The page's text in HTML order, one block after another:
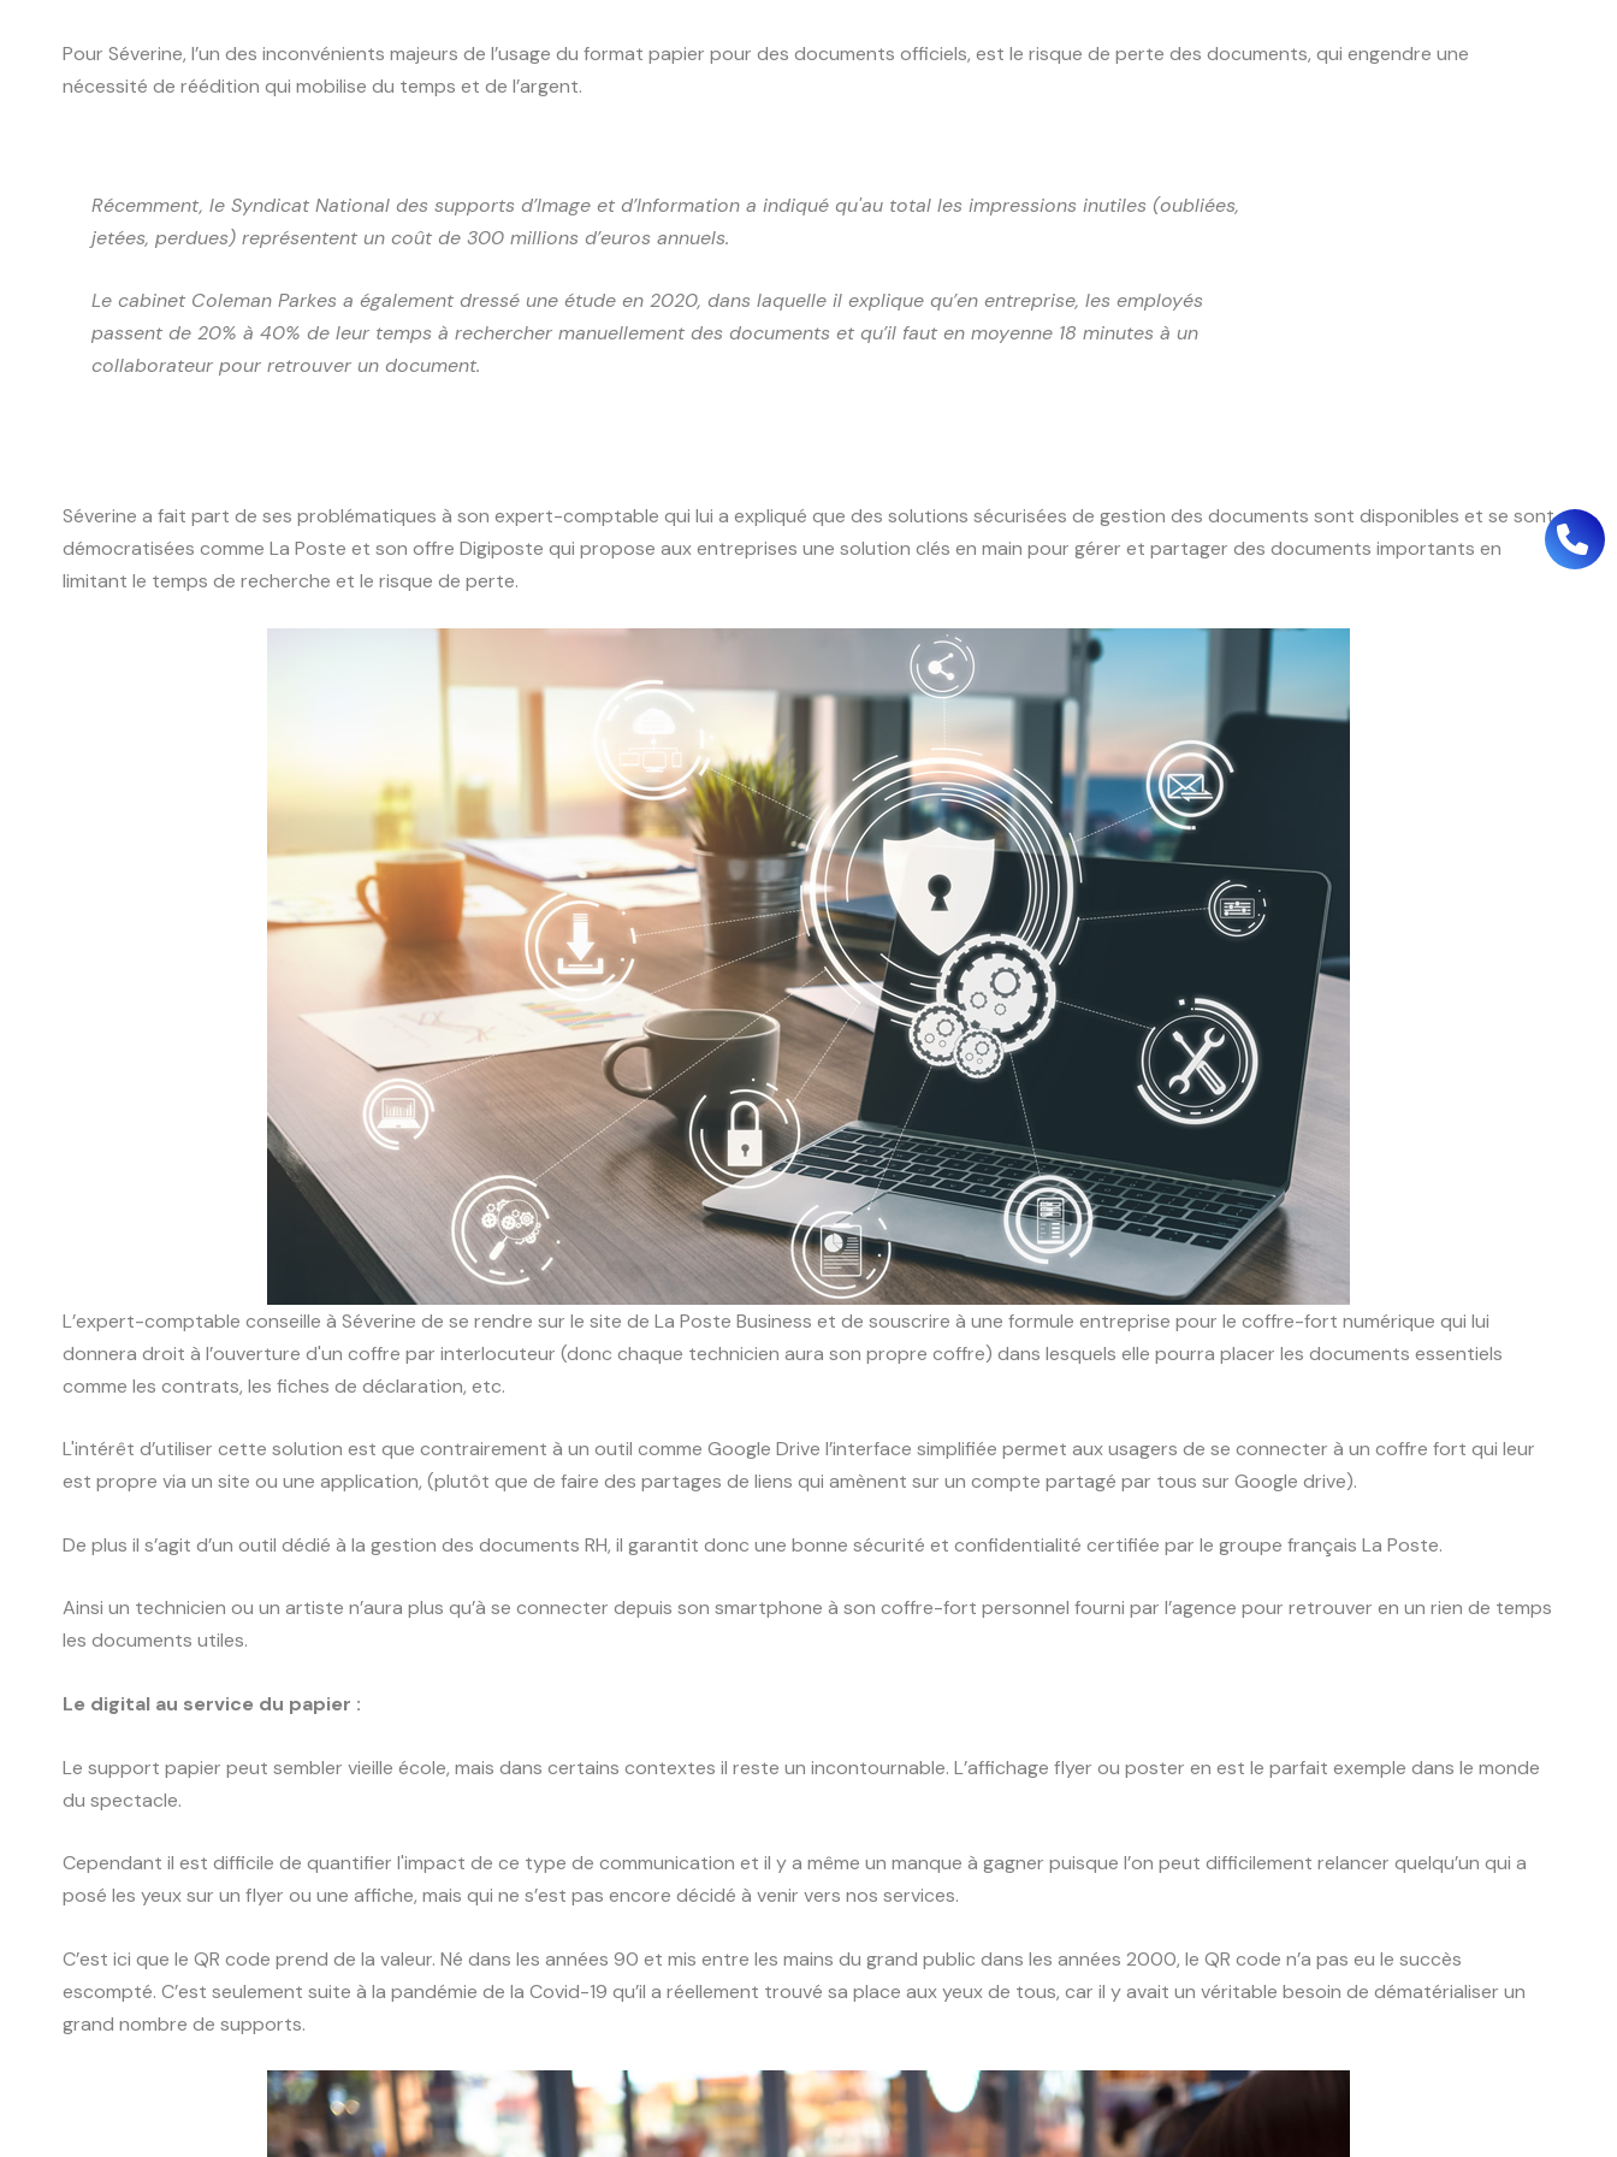
Pour Séverine, l’un des inconvénients majeurs de l’usage du format papier pour des documents officiels, est le risque de perte des documents, qui engendre une
nécessité de réédition qui mobilise du temps et de l’argent.
Récemment, le Syndicat National des supports d’Image et d’Information a indiqué qu'au total les impressions inutiles (oubliées,
jetées, perdues) représentent un coût de 300 millions d’euros annuels.
Le cabinet Coleman Parkes a également dressé une étude en 2020, dans laquelle il explique qu’en entreprise, les employés
passent de 20% à 40% de leur temps à rechercher manuellement des documents et qu’il faut en moyenne 18 minutes à un
collaborateur pour retrouver un document.
Séverine a fait part de ses problématiques à son expert-comptable qui lui a expliqué que des solutions sécurisées de gestion des documents sont disponibles et se sont
démocratisées comme La Poste et son offre Digiposte qui propose aux entreprises une solution clés en main pour gérer et partager des documents importants en
limitant le temps de recherche et le risque de perte.
L’expert-comptable conseille à Séverine de se rendre sur le site de La Poste Business et de souscrire à une formule entreprise pour le coffre-fort numérique qui lui
donnera droit à l’ouverture d'un coffre par interlocuteur (donc chaque technicien aura son propre coffre) dans lesquels elle pourra placer les documents essentiels
comme les contrats, les fiches de déclaration, etc.
L'intérêt d’utiliser cette solution est que contrairement à un outil comme Google Drive l’interface simplifiée permet aux usagers de se connecter à un coffre fort qui leur
est propre via un site ou une application, (plutôt que de faire des partages de liens qui amènent sur un compte partagé par tous sur Google drive).
De plus il s’agit d’un outil dédié à la gestion des documents RH, il garantit donc une bonne sécurité et confidentialité certifiée par le groupe français La Poste.
Ainsi un technicien ou un artiste n’aura plus qu’à se connecter depuis son smartphone à son coffre-fort personnel fourni par l’agence pour retrouver en un rien de temps
les documents utiles.
Le digital au service du papier :
Le support papier peut sembler vieille école, mais dans certains contextes il reste un incontournable. L’affichage flyer ou poster en est le parfait exemple dans le monde
du spectacle.
Cependant il est difficile de quantifier l'impact de ce type de communication et il y a même un manque à gagner puisque l’on peut difficilement relancer quelqu’un qui a
posé les yeux sur un flyer ou une affiche, mais qui ne s’est pas encore décidé à venir vers nos services.
C’est ici que le QR code prend de la valeur. Né dans les années 90 et mis entre les mains du grand public dans les années 2000, le QR code n’a pas eu le succès
escompté. C’est seulement suite à la pandémie de la Covid-19 qu’il a réellement trouvé sa place aux yeux de tous, car il y avait un véritable besoin de dématérialiser un
grand nombre de supports.